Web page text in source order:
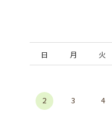
日 月 火
2 3 4